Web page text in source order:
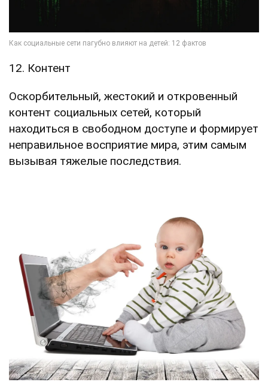
12. Контент
Оскорбительный, жестокий и откровенный
контент социальных сетей, который
находиться в свободном доступе и формирует
неправильное восприятие мира, этим самым
вызывая тяжелые последствия.